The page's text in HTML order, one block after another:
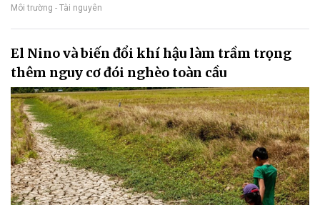
Môi trường - Tài nguyên
El Nino và biến đổi khí hậu làm trầm trọng
thêm nguy cơ đói nghèo toàn cầu